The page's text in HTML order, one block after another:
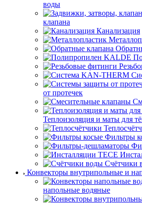
воды
клапана
Канализация
от протечек
Теплоизоляция и маты для
Фильтры
Счётчики
Конвекторы внутрипольные и
напольные водяные